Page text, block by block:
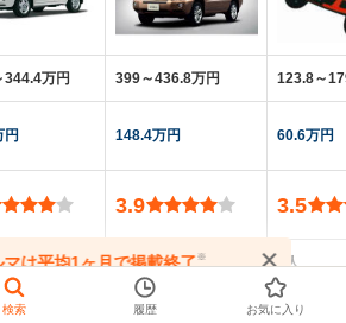
344.4万円
円
399～436.8万円
148.4万円
3.9
7人
5ドア
123.8～
60.6万円
3.5
5人
5ドア
▼ 全てを表示する
は平均1ヶ月で掲載終了※
る前にお問い合わせください
検索 履歴 お気に入り